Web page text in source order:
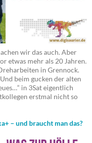
wir das auch. Aber
etwas mehr als 20 Jahren.
in Grennock.
beim gucken der alten
in 3Sat eigentlich
erstmal nicht so
– und braucht man das?